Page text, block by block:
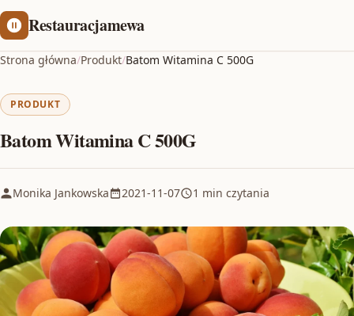
Restauracjamewa
Strona główna/Produkt/Batom Witamina C 500G
PRODUKT
Batom Witamina C 500G
Monika Jankowska 2021-11-07 1 min czytania